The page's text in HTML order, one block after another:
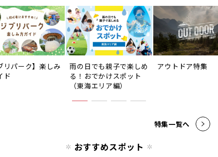
リパーク】楽しみ
ド
雨の日でも親子で楽しめ
る！おでかけスポット
（東海エリア編）
アウトドア特集
特集一覧へ
おすすめスポット